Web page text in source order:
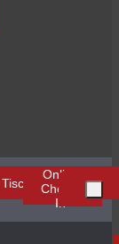
Tischreservierung
Online
Check-
In